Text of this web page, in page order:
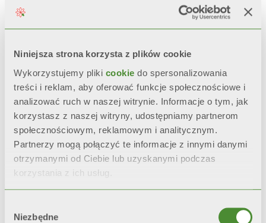
Niniejsza strona korzysta z plików cookie
Wykorzystujemy pliki cookie do spersonalizowania
treści i reklam, aby oferować funkcje społecznościowe i
analizować ruch w naszej witrynie. Informacje o tym, jak
korzystasz z naszej witryny, udostępniamy partnerom
społecznościowym, reklamowym i analitycznym.
Partnerzy mogą połączyć te informacje z innymi danymi
otrzymanymi od Ciebie lub uzyskanymi podczas
korzystania z ich usług.
zgody
Niezbędne
NIEZMIENNY WYGLĄD
Estetyka, połysk i kolor
zostają zachowane w
czasie
dzięki obróbce wstępnej
oraz podwójnemu malowaniu
anaforezą oraz malowaniem
proszkowym.
CERTYFIKOWANA ODPORNOŚĆ
Podczas przyspieszonych
testów korozyjnych*, grzejniki z
niż grzejniki z